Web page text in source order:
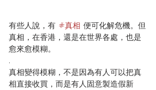
有些人說，有 #真相 便可化解危機。但
真相，在香港，還是在世界各處，也是
愈來愈模糊。
.
真相變得模糊，不是因為有人可以把真
相直接收買，而是有人固意製造假新